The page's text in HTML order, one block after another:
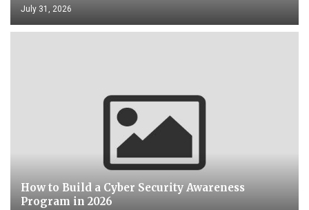
July 31, 2026
How to Build a Cyber Security Awareness
Program in 2026